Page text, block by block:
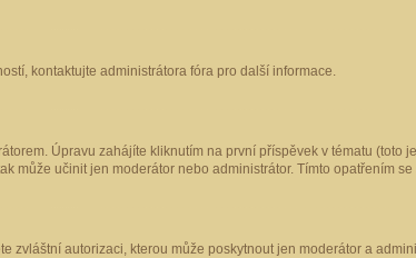
kontaktujte administrátora fóra pro další informace.
Úpravu zahájíte kliknutím na první příspěvek v tématu (toto
učinit jen moderátor nebo administrátor. Tímto opatřením
autorizaci, kterou může poskytnout jen moderátor a